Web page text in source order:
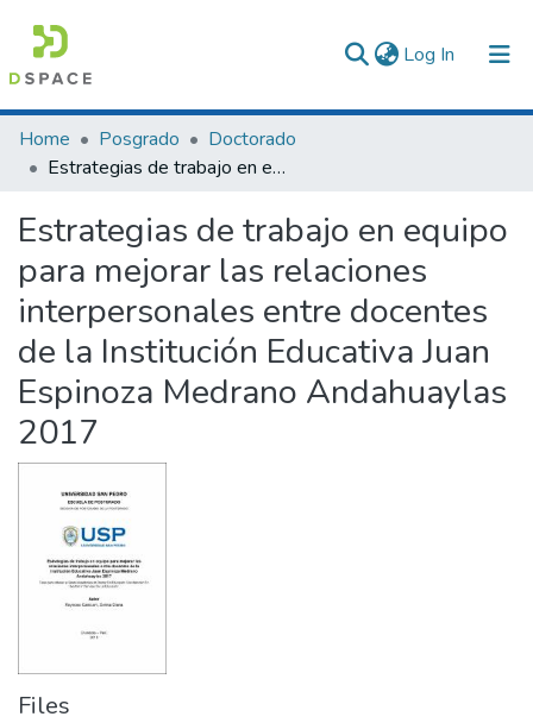
Log In (current)
Communities & Collections
All of DSpace
Statistics
Home Posgrado
Doctorado
Estrategias de trabajo en equipo para mejorar las relaciones interpersonales entre docentes de la Institución Educativa Juan Espinoza Medrano Andahuaylas 2017
Estrategias de trabajo en equipo
para mejorar las relaciones
interpersonales entre docentes
de la Institución Educativa Juan
Espinoza Medrano Andahuaylas
2017
Files